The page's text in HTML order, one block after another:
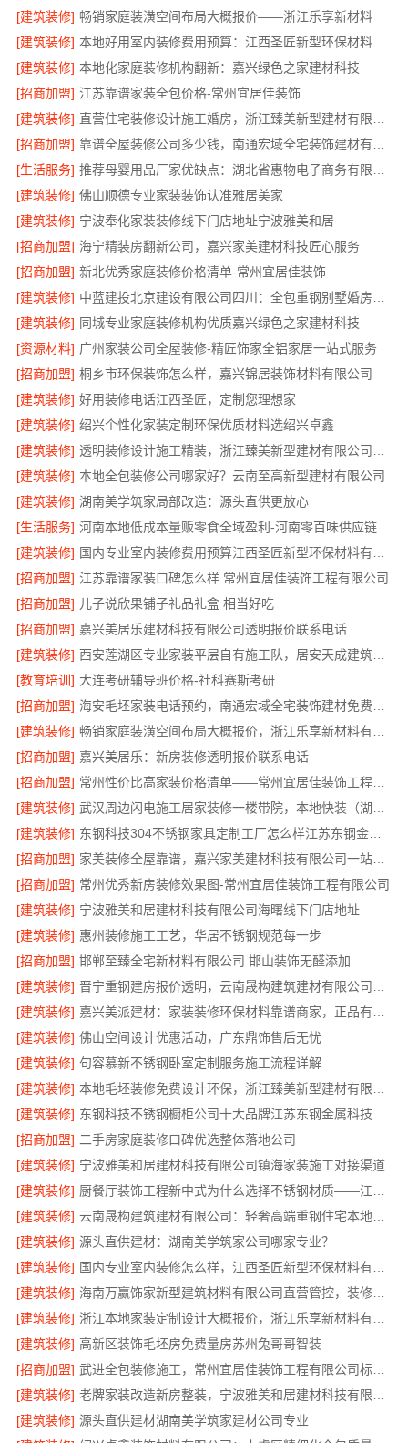
[建筑装修] 畅销家庭装潢空间布局大概报价——浙江乐享新材料
[建筑装修]
本地好用室内装修费用预算：江西圣匠新型环保材料有限公司
[建筑装修] 本地化家庭装修机构翻新：嘉兴绿色之家建材科技
[招商加盟] 江苏靠谱家装全包价格-常州宜居佳装饰
[建筑装修]
[招商加盟]
[生活服务]
[建筑装修] 佛山顺德专业家装装饰认准雅居美家
[建筑装修] 宁波奉化家装装修线下门店地址宁波雅美和居
[招商加盟] 海宁精装房翻新公司，嘉兴家美建材科技匠心服务
[招商加盟] 新北优秀家庭装修价格清单-常州宜居佳装饰
[建筑装修]
[建筑装修] 同城专业家庭装修机构优质嘉兴绿色之家建材科技
[资源材料] 广州家装公司全屋装修-精匠饰家全铝家居一站式服务
[招商加盟] 桐乡市环保装饰怎么样，嘉兴锦居装饰材料有限公司
[建筑装修] 好用装修电话江西圣匠，定制您理想家
[建筑装修] 绍兴个性化家装定制环保优质材料选绍兴卓鑫
[建筑装修]
[建筑装修] 本地全包装修公司哪家好？云南至高新型建材有限公司
[建筑装修] 湖南美学筑家局部改造：源头直供更放心
[生活服务]
河南本地低成本量贩零食全域盈利-河南零百味供应链有限公司
[建筑装修]
[招商加盟] 江苏靠谱家装口碑怎么样 常州宜居佳装饰工程有限公司
[招商加盟] 儿子说欣果铺子礼品礼盒 相当好吃
[招商加盟] 嘉兴美居乐建材科技有限公司透明报价联系电话
[建筑装修]
西安莲湖区专业家装平层自有施工队，居安天成建筑工程有限责任公司
[教育培训] 大连考研辅导班价格-社科赛斯考研
[招商加盟]
[建筑装修]
[招商加盟] 嘉兴美居乐：新房装修透明报价联系电话
[招商加盟]
常州性价比高家装价格清单——常州宜居佳装饰工程有限公司分享
[建筑装修]
[建筑装修]
东钢科技304不锈钢家具定制工厂怎么样江苏东钢金属科技有限公司
[招商加盟]
家美装修全屋靠谱，嘉兴家美建材科技有限公司一站式省心
[招商加盟] 常州优秀新房装修效果图-常州宜居佳装饰工程有限公司
[建筑装修] 宁波雅美和居建材科技有限公司海曙线下门店地址
[建筑装修] 惠州装修施工工艺，华居不锈钢规范每一步
[招商加盟] 邯郸至臻全宅新材料有限公司 邯山装饰无醛添加
[建筑装修]
[建筑装修]
[建筑装修] 佛山空间设计优惠活动，广东鼎饰售后无忧
[建筑装修] 句容慕新不锈钢卧室定制服务施工流程详解
[建筑装修]
[建筑装修]
[招商加盟] 二手房家庭装修口碑优选整体落地公司
[建筑装修] 宁波雅美和居建材科技有限公司镇海家装施工对接渠道
[建筑装修]
[建筑装修]
[建筑装修] 源头直供建材：湖南美学筑家公司哪家专业？
[建筑装修]
[建筑装修]
海南万赢饰家新型建筑材料有限公司直营管控，装修成本透明不踩坑
[建筑装修]
[建筑装修] 高新区装饰毛坯房免费量房苏州兔哥哥智装
[招商加盟]
武进全包装修施工，常州宜居佳装饰工程有限公司标准化管控
[建筑装修]
[建筑装修] 源头直供建材湖南美学筑家建材公司专业